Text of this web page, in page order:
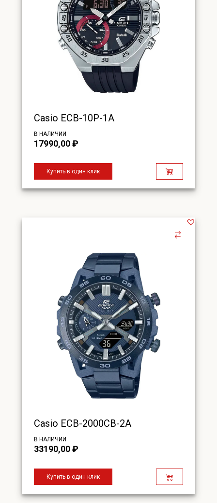
Casio ECB-10P-1A
В НАЛИЧИИ
17990,00₽
Купить в один клик
Casio ECB-2000CB-2A
В НАЛИЧИИ
33190,00₽
Купить в один клик